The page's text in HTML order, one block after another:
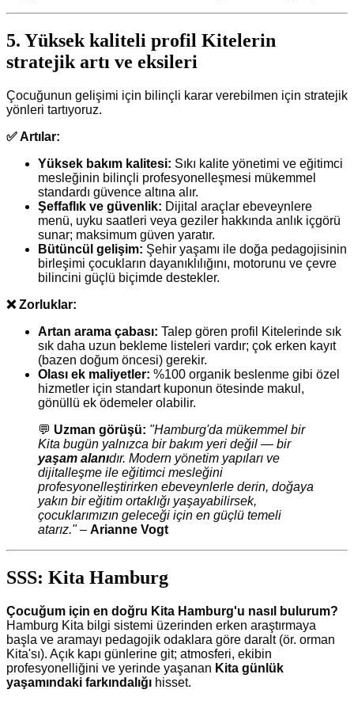
5. Yüksek kaliteli profil Kitelerin
stratejik artı ve eksileri
Çocuğunun gelişimi için bilinçli karar verebilmen için stratejik
yönleri tartıyoruz.
✅ Artılar:
Yüksek bakım kalitesi: Sıkı kalite yönetimi ve eğitimci
mesleğinin bilinçli profesyonelleşmesi mükemmel
standardı güvence altına alır.
Şeffaflık ve güvenlik: Dijital araçlar ebeveynlere
menü, uyku saatleri veya geziler hakkında anlık içgörü
sunar; maksimum güven yaratır.
Bütüncül gelişim: Şehir yaşamı ile doğa pedagojisinin
birleşimi çocukların dayanıklılığını, motorunu ve çevre
bilincini güçlü biçimde destekler.
❌ Zorluklar:
Artan arama çabası: Talep gören profil Kitelerinde sık
sık daha uzun bekleme listeleri vardır; çok erken kayıt
(bazen doğum öncesi) gerekir.
Olası ek maliyetler: %100 organik beslenme gibi özel
hizmetler için standart kuponun ötesinde makul,
gönüllü ek ödemeler olabilir.
💬 Uzman görüşü: "Hamburg'da mükemmel bir
Kita bugün yalnızca bir bakım yeri değil — bir
yaşam alanıdır. Modern yönetim yapıları ve
dijitalleşme ile eğitimci mesleğini
profesyonelleştirirken ebeveynlerle derin, doğaya
yakın bir eğitim ortaklığı yaşayabilirsek,
çocuklarımızın geleceği için en güçlü temeli
atarız."– Arianne Vogt
SSS: Kita Hamburg
Çocuğum için en doğru Kita Hamburg'u nasıl bulurum?
Hamburg Kita bilgi sistemi üzerinden erken araştırmaya
başla ve aramayı pedagojik odaklara göre daralt (ör. orman
Kita'sı). Açık kapı günlerine git; atmosferi, ekibin
profesyonelliğini ve yerinde yaşanan Kita günlük
yaşamındaki farkındalığı hisset.